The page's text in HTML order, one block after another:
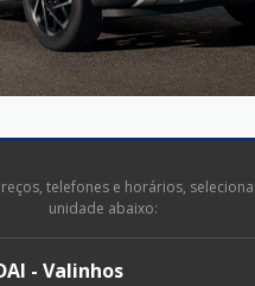
telefones e horários,
unidade abaixo:
- Valinhos